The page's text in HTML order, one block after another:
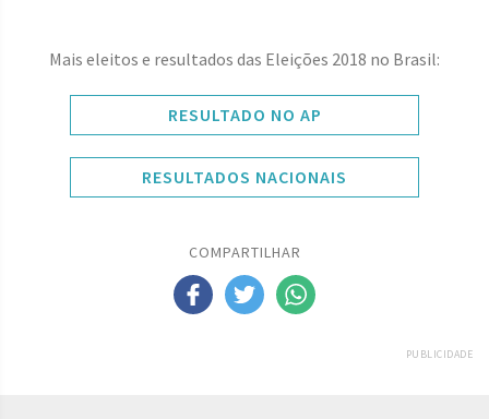
Mais eleitos e resultados das Eleições 2018 no Brasil:
RESULTADO NO AP
RESULTADOS NACIONAIS
COMPARTILHAR
PUBLICIDADE